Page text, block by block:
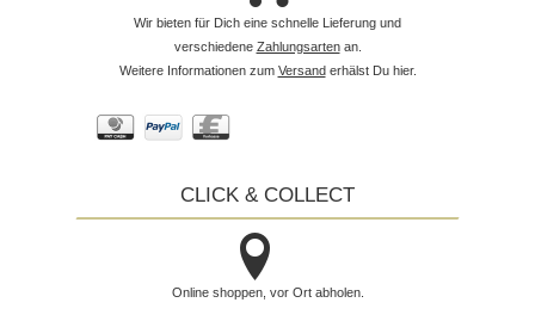
Wir bieten für Dich eine schnelle Lieferung und
verschiedene Zahlungsartenan.
Weitere Informationen zum Versanderhälst Du hier.
CLICK & COLLECT
Online shoppen, vor Ort abholen.